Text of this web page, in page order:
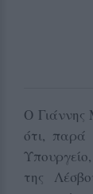
Ο Γιάννης
ότι, παρά
της